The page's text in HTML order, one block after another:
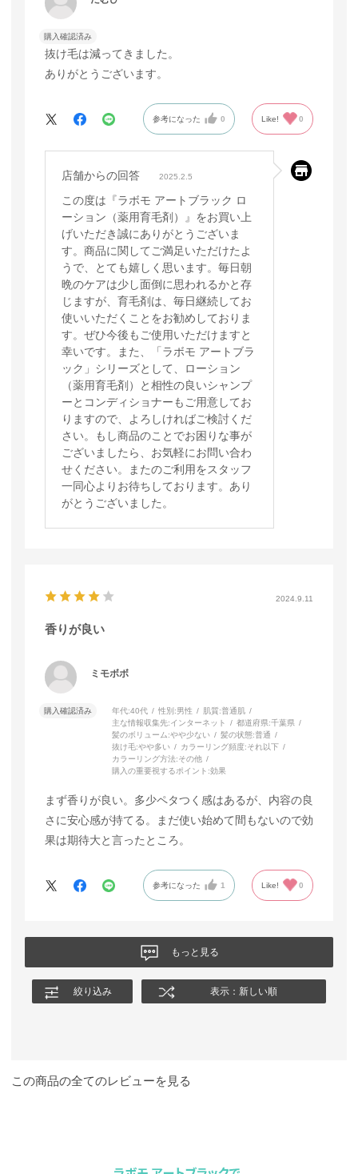
購入確認済み
抜け毛は減ってきました。
ありがとうございます。
参考になった 0 Like! 0
店舗からの回答 2025.2.5
この度は『ラボモ アートブラック ロ
ーション（薬用育毛剤）』をお買い上
げいただき誠にありがとうございま
す。商品に関してご満足いただけたよ
うで、とても嬉しく思います。毎日朝
晩のケアは少し面倒に思われるかと存
じますが、育毛剤は、毎日継続してお
使いいただくことをお勧めしておりま
す。ぜひ今後もご使用いただけますと
幸いです。また、「ラボモ アートブラ
ック」シリーズとして、ローション
（薬用育毛剤）と相性の良いシャンプ
ーとコンディショナーもご用意してお
りますので、よろしければご検討くだ
さい。もし商品のことでお困りな事が
ございましたら、お気軽にお問い合わ
せください。またのご利用をスタッフ
一同心よりお待ちしております。あり
がとうございました。
2024.9.11
香りが良い
ミモボボ
購入確認済み 年代:40代 性別:男性 肌質:普通肌
主な情報収集先:インターネット 都道府県:千葉県
髪のボリューム:やや少ない 髪の状態:普通
抜け毛:やや多い カラーリング頻度:それ以下
カラーリング方法:その他
購入の重要視するポイント:効果
まず香りが良い。多少ペタつく感はあるが、内容の良
さに安心感が持てる。まだ使い始めて間もないので効
果は期待大と言ったところ。
参考になった 1 Like! 0
もっと見る
絞り込み 表示：新しい順
この商品の全てのレビューを見る